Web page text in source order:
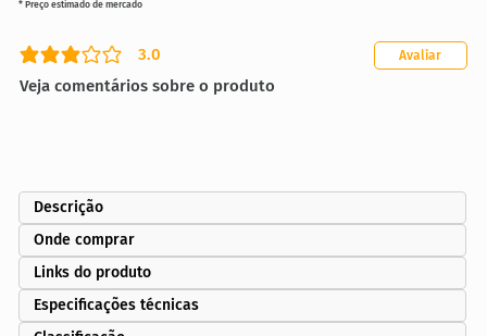
3.0
classificação média é 3 de 5
Veja comentários sobre o produto
Avaliar
* Preço estimado de mercado
Descrição
Onde comprar
Links do produto
Especificações técnicas